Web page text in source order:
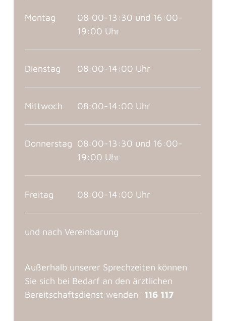
Montag
08:00-13:30 und 16:00-
19:00 Uhr
Dienstag 08:00-14:00 Uhr
Mittwoch 08:00-14:00 Uhr
Donnerstag 08:00-13:30 und 16:00-
19:00 Uhr
Freitag 08:00-14:00 Uhr
und nach Vereinbarung
Außerhalb unserer Sprechzeiten können
Sie sich bei Bedarf an den ärztlichen
Bereitschaftsdienst wenden: 116 117